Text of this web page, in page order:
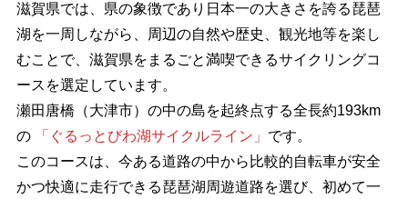
滋賀県では、県の象徴であり日本一の大きさを誇る琵琶
湖を一周しながら、周辺の自然や歴史、観光地等を楽し
むことで、滋賀県をまるごと満喫できるサイクリングコ
ースを選定しています。
瀬田唐橋（大津市）の中の島を起終点する全長約193km
の
「ぐるっとびわ湖サイクルライン」 です。
このコースは、今ある道路の中から比較的自転車が安全
かつ快適に走行できる琵琶湖周遊道路を選び、初めて一